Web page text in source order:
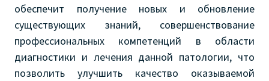
обеспечит получение новых и обновление
существующих знаний, совершенствование
профессиональных компетенций в области
диагностики и лечения данной патологии, что
позволить улучшить качество оказываемой